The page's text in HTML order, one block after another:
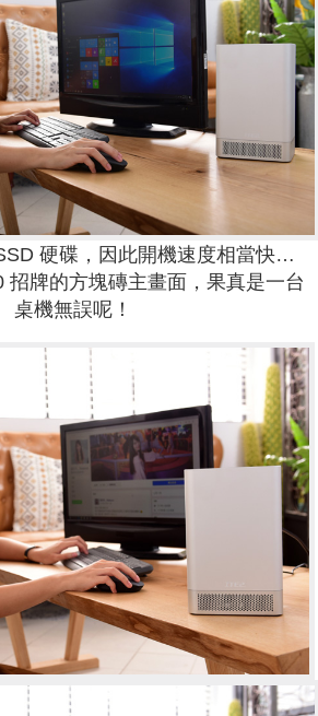
硬碟，因此開機速度相當快…
招牌的方塊磚主畫面，果真是一台
桌機無誤呢！